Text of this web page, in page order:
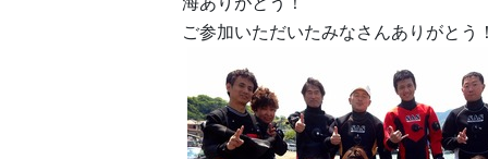
ご参加いただいたみなさんありがとう